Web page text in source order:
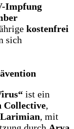
Impfung
kostenfrei
sich
ist ein
Collective,
, mit